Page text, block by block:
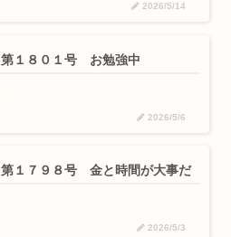
2026/5/14
第１８０１号 お勉強中
2026/5/6
第１７９８号 金と時間が大事だ
2026/5/3